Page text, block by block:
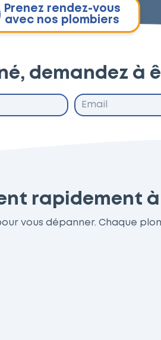
Prenez rendez-vous
avec nos plombiers
demandez
rapidement
vous dépanner. Chaque